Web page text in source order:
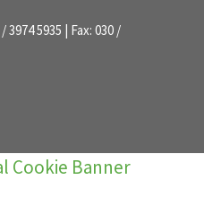
5935 | Fax: 030 /
Cookie Banner